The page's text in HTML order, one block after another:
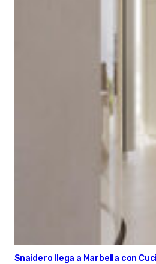
Snaidero llega a Marbella con